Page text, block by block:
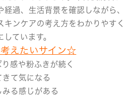
経過、生活背景を確認しながら、
キンケアの考え方をわかりやすく
ています。
えたいサイン☆
感や粉ふきが続く
きて気になる
みる感じがある